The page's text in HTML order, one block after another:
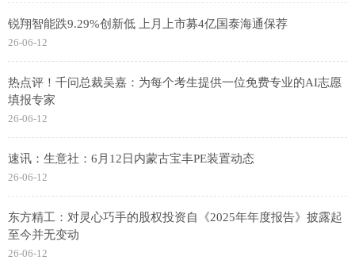
锐翔智能跌9.29%创新低 上月上市募4亿国泰海通保荐
26-06-12
热点评！千问总裁吴嘉：为每个考生提供一位免费专业的AI志愿
填报专家
26-06-12
速讯：生意社：6月12日内蒙古宝丰PE装置动态
26-06-12
东方精工：对灵心巧手的股权投资自《2025年年度报告》披露起
至今并无变动
26-06-12